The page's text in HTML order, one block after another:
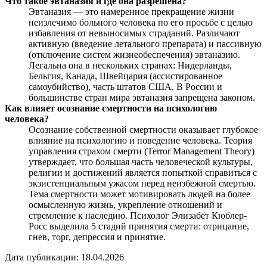
Эвтаназия — это намеренное прекращение жизни
неизлечимо больного человека по его просьбе с целью
избавления от невыносимых страданий. Различают
активную (введение летального препарата) и пассивную
(отключение систем жизнеобеспечения) эвтаназию.
Легальна она в нескольких странах: Нидерланды,
Бельгия, Канада, Швейцария (ассистированное
самоубийство), часть штатов США. В России и
большинстве стран мира эвтаназия запрещена законом.
Как влияет осознание смертности на психологию
человека?
Осознание собственной смертности оказывает глубокое
влияние на психологию и поведение человека. Теория
управления страхом смерти (Terror Management Theory)
утверждает, что большая часть человеческой культуры,
религии и достижений является попыткой справиться с
экзистенциальным ужасом перед неизбежной смертью.
Тема смертности может мотивировать людей на более
осмысленную жизнь, укрепление отношений и
стремление к наследию. Психолог Элизабет Кюблер-
Росс выделила 5 стадий принятия смерти: отрицание,
гнев, торг, депрессия и принятие.
Дата публикации: 18.04.2026